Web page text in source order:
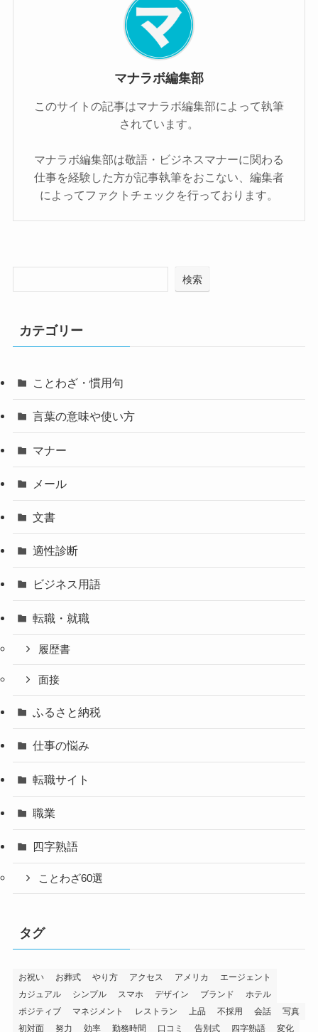
マナラボ編集部
このサイトの記事はマナラボ編集部によって執筆
されています。
マナラボ編集部は敬語・ビジネスマナーに関わる
仕事を経験した方が記事執筆をおこない、編集者
によってファクトチェックを行っております。
検索
カテゴリー
ことわざ・慣用句
言葉の意味や使い方
マナー
メール
文書
適性診断
ビジネス用語
転職・就職
履歴書
面接
ふるさと納税
仕事の悩み
転職サイト
職業
四字熟語
ことわざ60選
タグ
お祝い お葬式 やり方 アクセス アメリカ
エージェント
カジュアル
シンプル スマホ デザイン ブランド
ホテル
ポジティブ
マネジメント レストラン 上品 不採用 会話
写真
初対面
努力 効率 勤務時間 口コミ 告別式 四字熟語 変化